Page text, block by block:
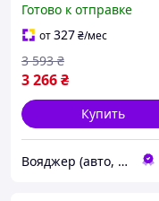
Woodbine, Regular
4x183x56см 9327-VO
Готово к отправке
от327₴/мес
3 266₴
3 593 ₴
Купить
Вояджер (авто, туризм, спорт)